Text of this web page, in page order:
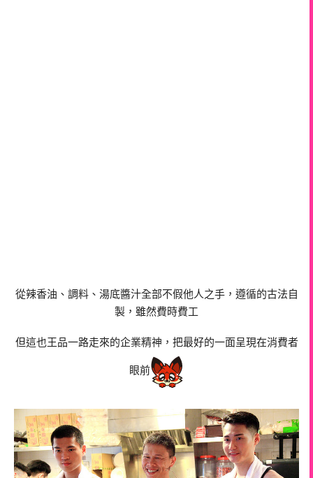
從辣香油、調料、湯底醬汁全部不假他人之手，遵循的古法自
製，雖然費時費工
但這也王品一路走來的企業精神，把最好的一面呈現在消費者
眼前